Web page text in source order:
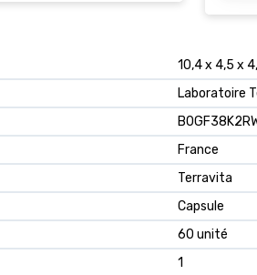
10,4 x 4,5 x
Laboratoire
France
Terravita
Capsule
60 unité
1